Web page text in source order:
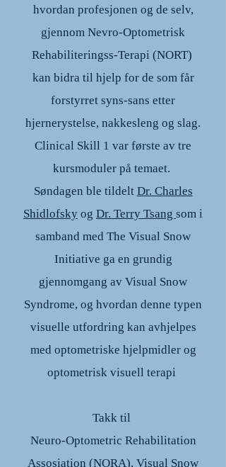
hvordan profesjonen og de selv,
gjennom Nevro-Optometrisk
Rehabiliteringss-Terapi (NORT)
kan bidra til hjelp for de som får
forstyrret syns-sans etter
hjernerystelse, nakkesleng og slag.
Clinical Skill 1 var første av tre
kursmoduler på temaet.
Søndagen ble tildelt Dr. Charles
Shidlofsky og Dr. Terry Tsang som i
samband med The Visual Snow
Initiative ga en grundig
gjennomgang av Visual Snow
Syndrome, og hvordan denne typen
visuelle utfordring kan avhjelpes
med optometriske hjelpmidler og
optometrisk visuell terapi
Takk til
Neuro-Optometric Rehabilitation
Assosiation (NORA), Visual Snow